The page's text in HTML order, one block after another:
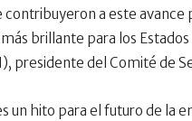
contribuyeron a este
brillante para los Estados
presidente del Comité de
un hito para el futuro de la